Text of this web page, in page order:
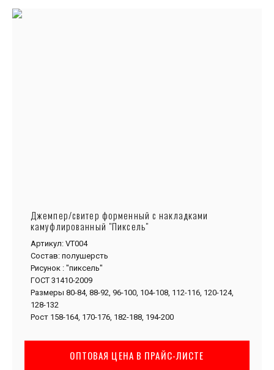
Джемпер/свитер форменный с накладками
камуфлированный "Пиксель"
Артикул: VT004
Состав: полушерсть
Рисунок : "пиксель"
ГОСТ 31410-2009
Размеры 80-84, 88-92, 96-100, 104-108, 112-116, 120-124,
128-132
Рост 158-164, 170-176, 182-188, 194-200
ОПТОВАЯ ЦЕНА В ПРАЙС-ЛИСТЕ